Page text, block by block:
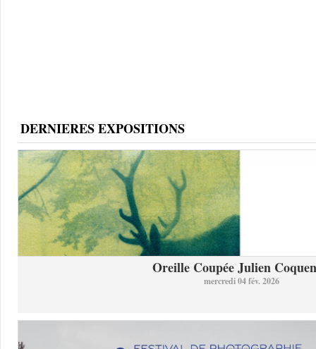
DERNIERES EXPOSITIONS
Oreille Coupée Julien
mercredi 04 fév. 2026